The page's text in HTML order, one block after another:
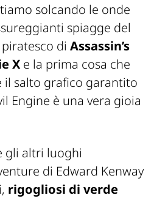
solcando le onde
spiagge del
di Assassin’s
X e la prima cosa che
il salto grafico garantito
Engine è una vera gioia
gli altri luoghi
di Edward Kenway
rigogliosi di verde